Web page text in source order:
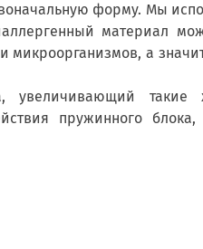
форму. Мы
материал
а
увеличивающий такие
пружинного